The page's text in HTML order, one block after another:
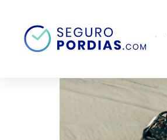
Inicio Motor Guias